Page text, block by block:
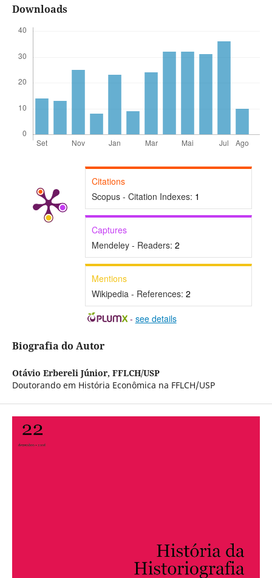
Downloads
Citations
Scopus - Citation Indexes: 1
Captures
Mendeley - Readers: 2
Mentions
Wikipedia - References: 2
- see details
Biografia do Autor
Otávio Erbereli Júnior, FFLCH/USP
Doutorando em História Econômica na FFLCH/USP